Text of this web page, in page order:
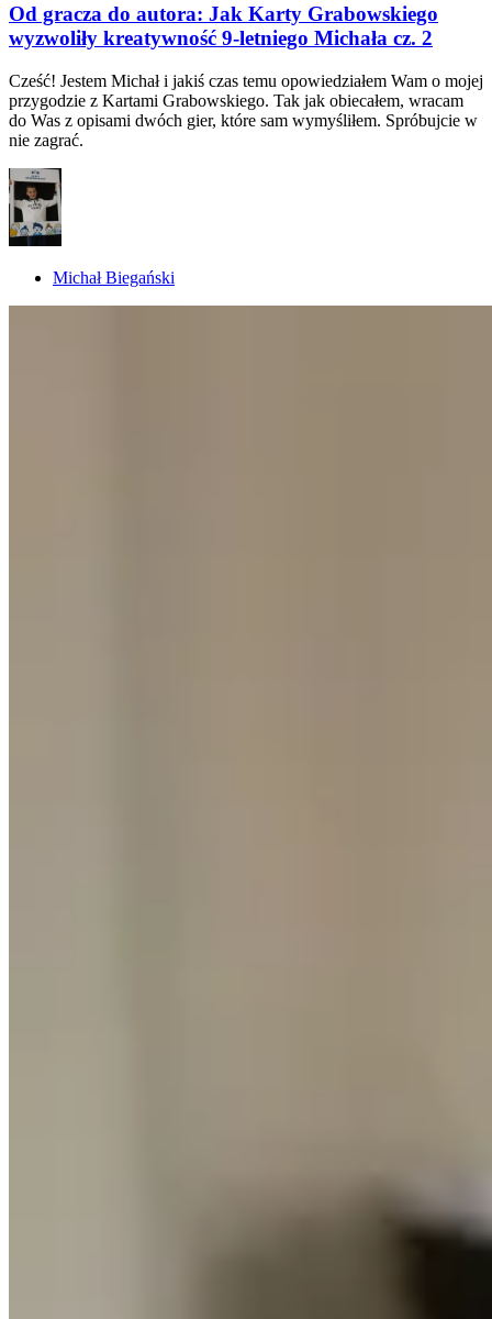
Od gracza do autora: Jak Karty Grabowskiego
wyzwoliły kreatywność 9-letniego Michała cz. 2
Cześć! Jestem Michał i jakiś czas temu opowiedziałem Wam o mojej
przygodzie z Kartami Grabowskiego. Tak jak obiecałem, wracam
do Was z opisami dwóch gier, które sam wymyśliłem. Spróbujcie w
nie zagrać.
Michał Biegański